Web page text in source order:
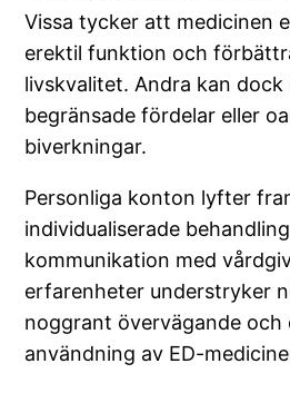
Vissa tycker att medicinen
erektil funktion och
livskvalitet. Andra kan dock
begränsade fördelar eller
biverkningar.
Personliga konton lyfter
individualiserade
kommunikation med
erfarenheter understryker
noggrant övervägande och
användning av ED-